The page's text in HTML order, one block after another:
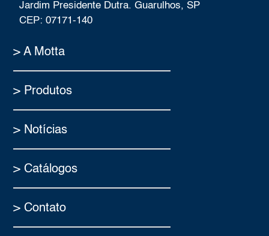
Jardim Presidente Dutra. Guarulhos, SP
CEP: 07171-140
> A Motta
> Produtos
> Notícias
> Catálogos
> Contato